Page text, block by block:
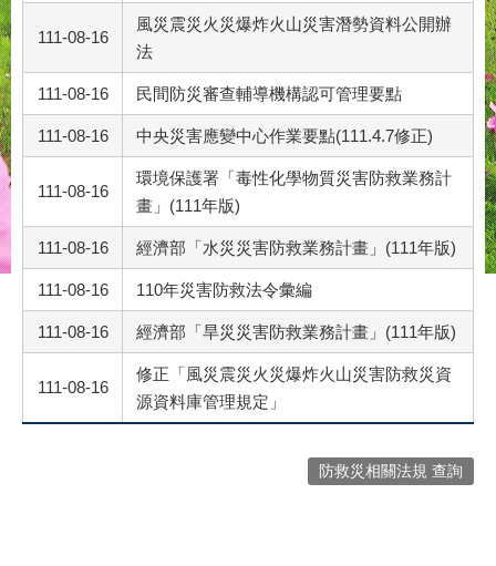
111-08-16
風災震災火災爆炸火山災害潛勢資料公開辦
法
111-08-16 民間防災審查輔導機構認可管理要點
111-08-16 中央災害應變中心作業要點(111.4.7修正)
111-08-16
環境保護署「毒性化學物質災害防救業務計
畫」(111年版)
111-08-16 經濟部「水災災害防救業務計畫」(111年版)
111-08-16 110年災害防救法令彙編
111-08-16 經濟部「旱災災害防救業務計畫」(111年版)
111-08-16
修正「風災震災火災爆炸火山災害防救災資
源資料庫管理規定」
防救災相關法規 查詢